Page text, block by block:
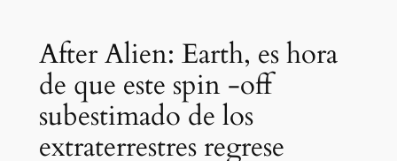
After Alien: Earth, es hora
de que este spin -off
subestimado de los
extraterrestres regrese